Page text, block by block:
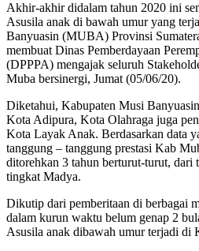
Akhir-akhir didalam tahun 2020 ini
Asusila anak di bawah umur yang
Banyuasin (MUBA) Provinsi
membuat Dinas Pemberdayaan
(DPPPA) mengajak seluruh
Muba bersinergi, Jumat (05/06/20).
Diketahui, Kabupaten Musi
Kota Adipura, Kota Olahraga juga
Kota Layak Anak. Berdasarkan data
tanggung – tanggung prestasi Kab
ditorehkan 3 tahun berturut-turut, dari
tingkat Madya.
Dikutip dari pemberitaan di berbagai
dalam kurun waktu belum genap 2
Asusila anak dibawah umur terjadi di